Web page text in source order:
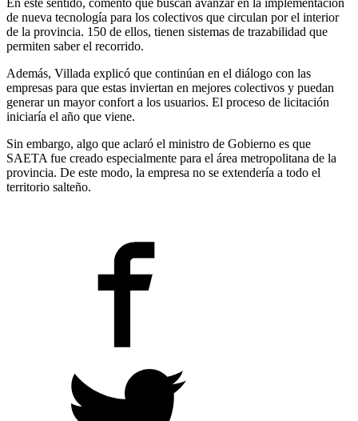
de nueva tecnología para los colectivos que circulan por el interior
de la provincia. 150 de ellos, tienen sistemas de trazabilidad que
permiten saber el recorrido.
Además, Villada explicó que continúan en el diálogo con las
empresas para que estas inviertan en mejores colectivos y puedan
generar un mayor confort a los usuarios. El proceso de licitación
iniciaría el año que viene.
Sin embargo, algo que aclaró el ministro de Gobierno es que
SAETA fue creado especialmente para el área metropolitana de la
provincia. De este modo, la empresa no se extendería a todo el
territorio salteño.